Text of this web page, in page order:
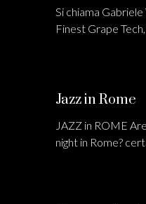
Si chiama
Finest Grape
Jazz in Rome
JAZZ in ROME
night in Rome?